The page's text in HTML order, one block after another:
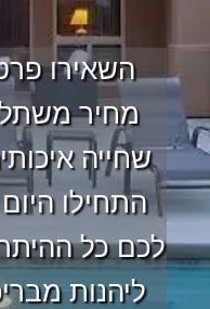
השאירו
מחיר
שחייה
התחילו
לכם כל
ליהנות